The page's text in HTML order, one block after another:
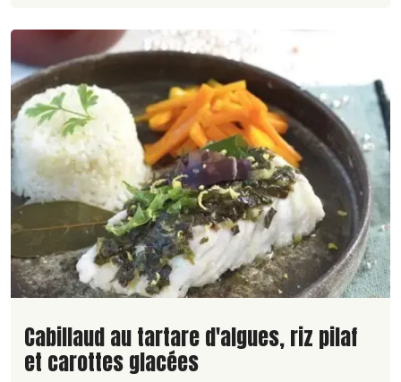
Lire la suite de la recette
Cabillaud au tartare d'algues, riz pilaf
et carottes glacées